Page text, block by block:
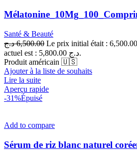
Santé & Beauté
6,500.00 د.ج
actuel est : 5,800.00 د.ج.
Produit américain 🇺🇸
Ajouter à la liste de souhaits
Lire la suite
Aperçu rapide
-31%Épuisé
Add to compare
Sérum de riz blanc naturel